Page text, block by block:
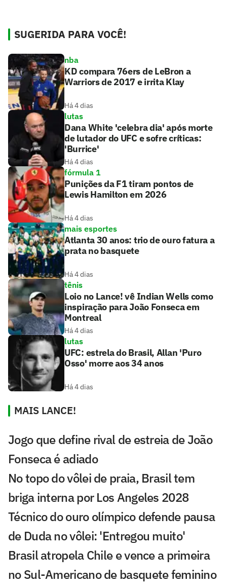
SUGERIDA PARA VOCÊ!
nba
KD compara 76ers de LeBron a
Warriors de 2017 e irrita Klay
Há 4 dias
lutas
Dana White 'celebra dia' após morte
de lutador do UFC e sofre críticas:
'Burrice'
Há 4 dias
fórmula 1
Punições da F1 tiram pontos de
Lewis Hamilton em 2026
Há 4 dias
mais esportes
Atlanta 30 anos: trio de ouro fatura a
prata no basquete
Há 4 dias
tênis
Loio no Lance! vê Indian Wells como
inspiração para João Fonseca em
Montreal
Há 4 dias
lutas
UFC: estrela do Brasil, Allan 'Puro
Osso' morre aos 34 anos
Há 4 dias
MAIS LANCE!
Jogo que define rival de estreia de João
Fonseca é adiado
No topo do vôlei de praia, Brasil tem
briga interna por Los Angeles 2028
Técnico do ouro olímpico defende pausa
de Duda no vôlei: 'Entregou muito'
Brasil atropela Chile e vence a primeira
no Sul-Americano de basquete feminino